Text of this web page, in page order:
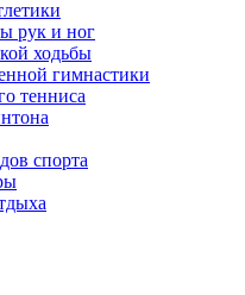
рук и ног
ходьбы
гимнастики
тенниса
спорта